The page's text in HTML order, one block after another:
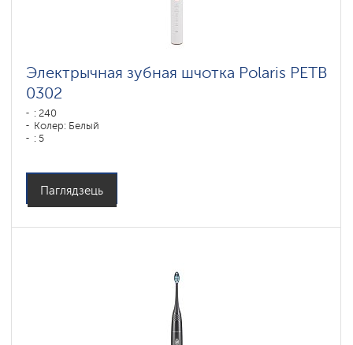
Электрычная зубная шчотка Polaris PETB
0302
: 240
Колер: Белый
: 5
Паглядзець